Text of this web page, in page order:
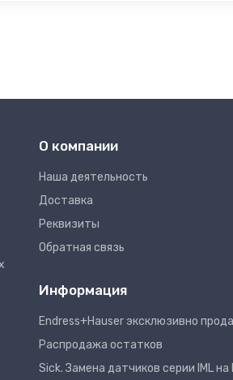
О компании
Наша деятельность
Доставка
Реквизиты
Обратная связь
Информация
Endress+Hauser эксклюзивно
Распродажа остатков
Sick. Замена датчиков серии IML на